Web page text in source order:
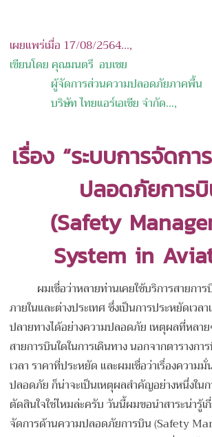
เผยแพร่เมื่อ 17/08/2564...,
เขียนโดย คุณมนตรี อบเชย
ผู้จัดการส่วนความปลอดภัยภาคพื้น
บริษัท ไทยแอร์เอเชีย จำกัด...,
เรื่อง “ระบบการจัดก
ปลอดภัยการ
(Safety
System in
ผมเชื่อว่าหลายท่านเคยใช้บริการสายการ
ภายในและต่างประเทศ ซึ่งเป็นการประหยัดเวล
ปลายทางได้อย่างความปลอดภัย เหตุผลที่หลาย
สายการบินใดในการเดินทาง นอกจากตารางก
เวลา ราคาที่ประหยัด และผมเชื่อว่าเรื่องความ
ปลอดภัย ก็น่าจะเป็นเหตุผลสำคัญอย่างหนึ่งใน
ตัดสินใจใช่ไหมล่ะครับ วันนี้ผมขอนำสาระน่ารู้เ
จัดการด้านความปลอดภัยการบิน (Safety